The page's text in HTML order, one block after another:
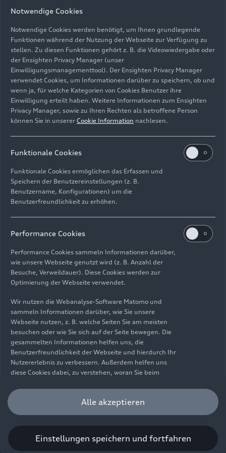
Audi und seine Joint-Venture-Partner zeigen auf der
Auto China 2026 in Peking ihre aktuellsten Modelle –
und auch den legendären Auto Union Typ C.
Bild-Nr: A260814 · Copyright: AUDI AG
Rechte: Verwendung für Pressezwecke honorarfrei
ImpressumRechtliches
Hinweisgebersystem
Informationen zur BarrierefreiheitKontakt
© 2026 AUDI AG. Alle Rechte vorbehalten.
EN
Die Angaben zu Kraftstoffverbrauch, Stromverbrauch, CO₂-
Emissionen und elektrischer Reichweite wurden nach dem
gesetzlich vorgeschriebenen Messverfahren „Worldwide
Harmonized Light Vehicles Test Procedure“ (WLTP) gemäß
Verordnung (EG) 715/2007 ermittelt. Zusatzausstattungen und
Zubehör (Anbauteile, Reifenformat usw.) können relevante
Aerodynamik verändern und neben Witterungs- und
Verkehrsbedingungen sowie dem individuellen Fahrverhalten den
Sie unter www.audi.de/wltp.
Notwendige Cookies
Notwendige Cookies werden benötigt, um Ihnen grundlegende
Funktionen während der Nutzung der Webseite zur Verfügung zu
stellen. Zu diesen Funktionen gehört z. B. die Videowiedergabe oder
der Ensighten Privacy Manager (unser
Einwilligungsmanagementtool). Der Ensighten Privacy Manager
verwendet Cookies, um Informationen darüber zu speichern, ob und
wenn ja, für welche Kategorien von Cookies Benutzer ihre
Einwilligung erteilt haben. Weitere Informationen zum Ensighten
Privacy Manager, sowie zu Ihren Rechten als betroffene Person
können Sie in unserer Cookie Information nachlesen.
Funktionale Cookies
Funktionale Cookies ermöglichen das Erfassen und
Speichern der Benutzereinstellungen (z. B.
Benutzername, Konfigurationen) um die
Benutzerfreundlichkeit zu erhöhen.
Performance Cookies
Performance Cookies sammeln Informationen darüber,
wie unsere Webseite genutzt wird (z. B. Anzahl der
Besuche, Verweildauer). Diese Cookies werden zur
Optimierung der Webseite verwendet.
Wir nutzen die Webanalyse-Software Matomo und
sammeln Informationen darüber, wie Sie unsere
Webseite nutzen, z. B. welche Seiten Sie am meisten
besuchen oder wie Sie sich auf der Seite bewegen. Die
gesammelten Informationen helfen uns, die
Benutzerfreundlichkeit der Webseite und hierdurch Ihr
Nutzererlebnis zu verbessern. Außerdem helfen uns
diese Cookies dabei, zu verstehen, woran Sie beim
unser Angebot optimieren können. Bitte beachten Sie,
dass Sie Ihre Einwilligung bezüglich der Platzierung von
Performance Cookies jederzeit widerrufen können.
Cookie Information.
Alle akzeptieren
Einstellungen speichern und fortfahren